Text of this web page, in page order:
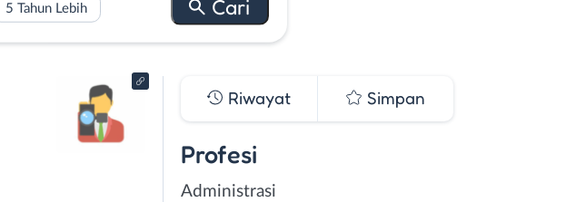
5 Tahun Lebih
Riwayat Simpan
Profesi
Administrasi